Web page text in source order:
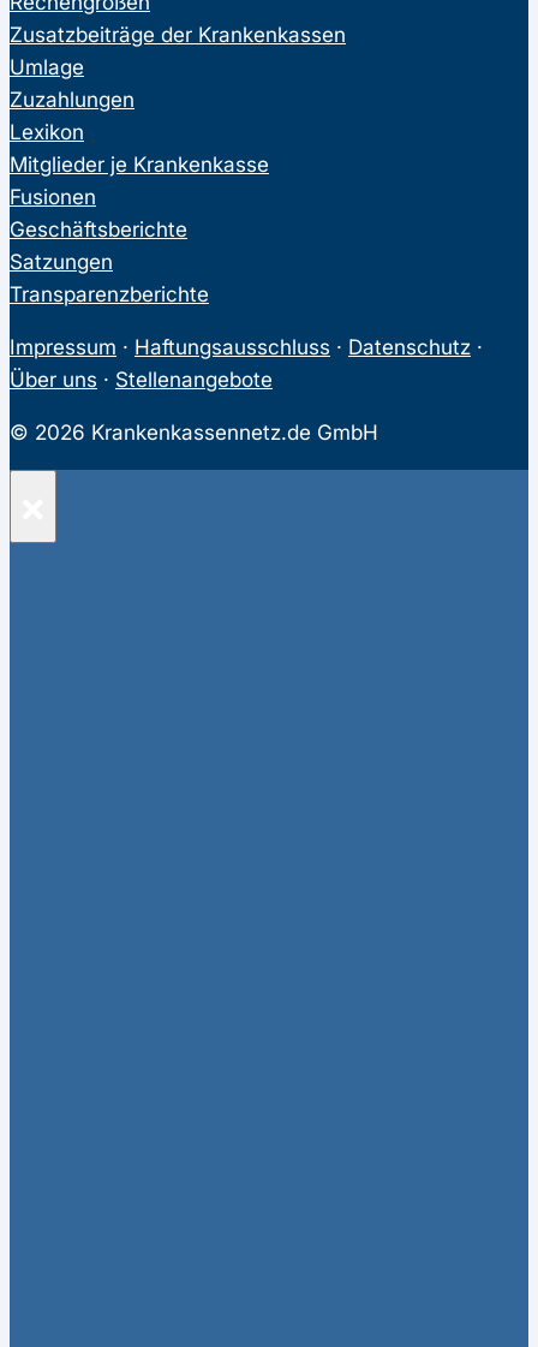
Zusatzbeiträge der Krankenkassen
Umlage
Zuzahlungen
Lexikon
Mitglieder je Krankenkasse
Fusionen
Geschäftsberichte
Satzungen
Transparenzberichte
Impressum · Haftungsausschluss · Datenschutz ·
Über uns · Stellenangebote
© 2026 Krankenkassennetz.de GmbH